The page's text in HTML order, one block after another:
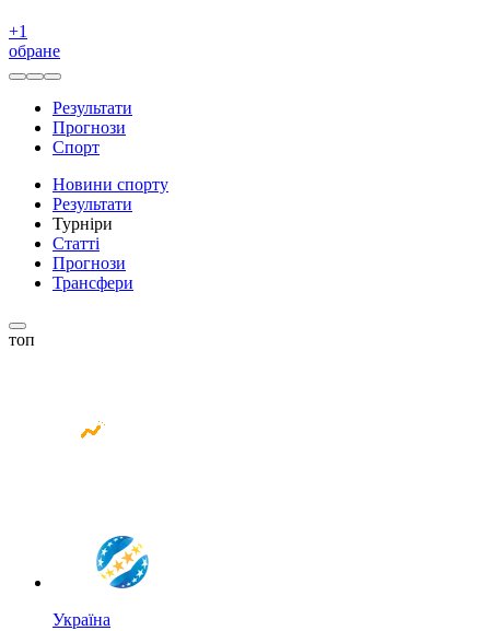
+1
обране
Результати
Прогнози
Спорт
Новини спорту
Результати
Турніри
Статті
Прогнози
Трансфери
топ
Україна